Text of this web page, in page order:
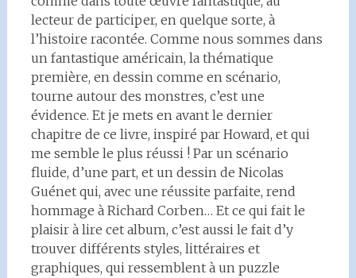
lecteur de participer, en quelque sorte, à
l’histoire racontée. Comme nous sommes dans
un fantastique américain, la thématique
première, en dessin comme en scénario,
tourne autour des monstres, c’est une
évidence. Et je mets en avant le dernier
chapitre de ce livre, inspiré par Howard, et qui
me semble le plus réussi ! Par un scénario
fluide, d’une part, et un dessin de Nicolas
Guénet qui, avec une réussite parfaite, rend
hommage à Richard Corben… Et ce qui fait le
plaisir à lire cet album, c’est aussi le fait d’y
trouver différents styles, littéraires et
graphiques, qui ressemblent à un puzzle